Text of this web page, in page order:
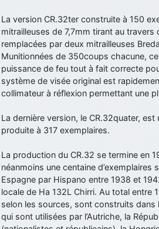
La version CR.32ter construite à 150
mitrailleuses de 7,7mm tirant au travers
remplacées par deux mitrailleuses
Munitionnées de 350coups chacune,
puissance de feu tout à fait correcte
système de visée original est
collimateur à réflexion permettant une
La dernière version, le CR.32quater, est
produite à 317 exemplaires.
La production du CR.32 se termine en
néanmoins une centaine
Espagne par Hispano entre 1938 et
locale de Ha 132L Chirri. Au total entre
selon les sources, sont construits dans
qui sont utilisées par l’Autriche, la